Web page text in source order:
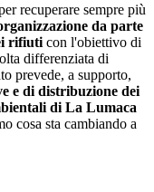
recuperare sempre più
da parte
rifiuti con l'obiettivo di
differenziata di
prevede, a supporto,
e di distribuzione dei
di La Lumaca
cosa sta cambiando a